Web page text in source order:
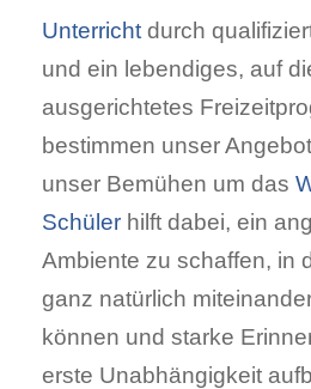
Unterricht durch
und ein lebendiges, auf
ausgerichtetes
bestimmen unser
unser Bemühen um das
Schüler hilft dabei, ein
Ambiente zu schaffen, in
ganz natürlich
können und starke
erste Unabhängigkeit